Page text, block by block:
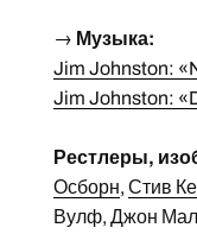
→ Музыка:
Jim Johnston:
Jim Johnston:
Рестлеры,
Осборн, Стив
Вулф, Джон